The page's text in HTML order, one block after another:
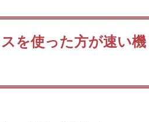
を使った方が速い機